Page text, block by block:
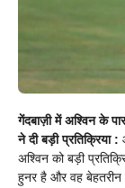
गेंदबाज़ी में अश्विन के
ने दी बड़ी प्रतिक्रिया :
अश्विन को बड़ी
हुनर है और वह